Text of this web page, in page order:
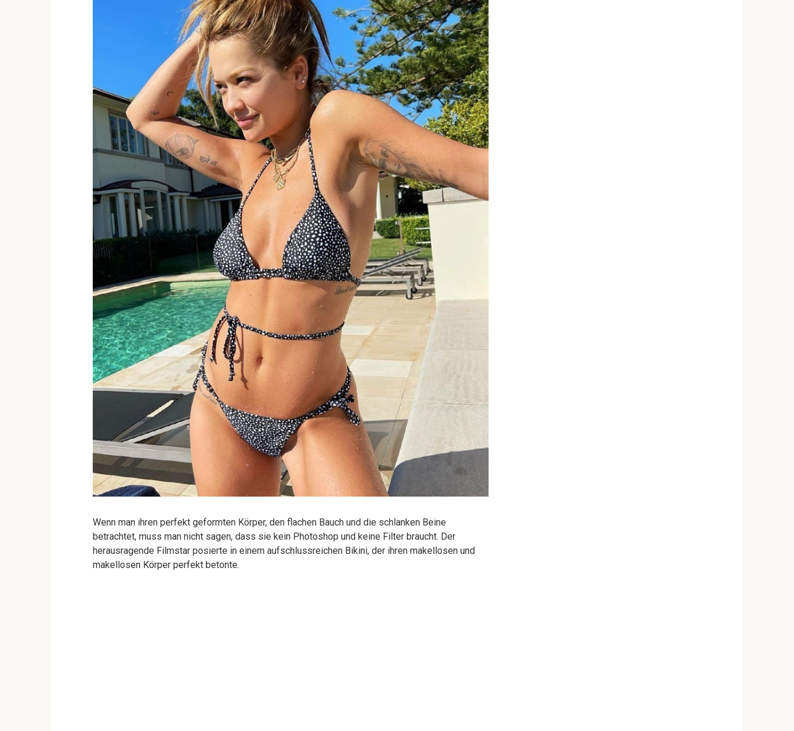
Wenn man ihren perfekt geformten Körper, den flachen Bauch und die schlanken Beine
betrachtet, muss man nicht sagen, dass sie kein Photoshop und keine Filter braucht. Der
herausragende Filmstar posierte in einem aufschlussreichen Bikini, der ihren makellosen und
makellosen Körper perfekt betonte.